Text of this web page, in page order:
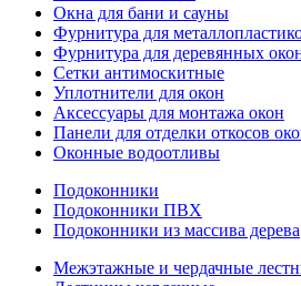
Окна для бани и сауны
Фурнитура для
Фурнитура для деревянных
Сетки антимоскитные
Уплотнители для окон
Аксессуары для монтажа окон
Панели для отделки откосов
Оконные водоотливы
Подоконники
Подоконники ПВХ
Подоконники из массива дерева
Межэтажные и чердачные